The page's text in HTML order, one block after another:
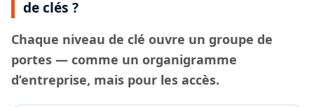
de clés ?
Chaque niveau de clé ouvre un groupe de
portes — comme un organigramme
d’entreprise, mais pour les accès.